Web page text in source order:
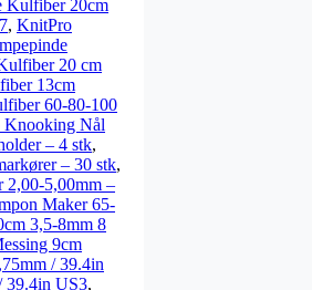
Kulfiber 20cm
, KnitPro
20 cm
13cm
60-80-100
Knooking Nål
– 4 stk,
– 30 stk,
2,00-5,00mm –
Maker 65-
3,5-8mm 8
9cm
/ 39.4in
39.4in US3,